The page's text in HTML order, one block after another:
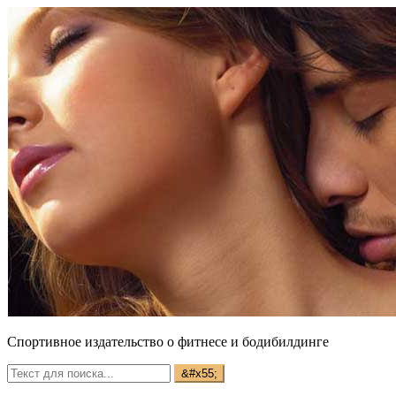
Спортивное издательство о фитнесе и бодибилдинге